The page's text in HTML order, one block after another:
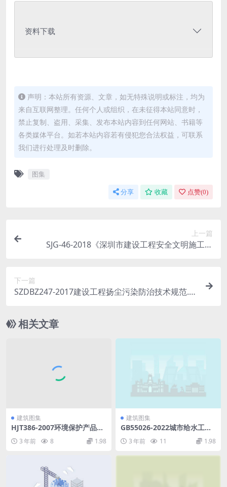
资料下载
声明：本站所有资源、文章，如无特殊说明或标注，均为
来自互联网整理。任何个人或组织，在未征得本站同意时，
禁止复制、盗用、采集、发布本站内容到任何网站、书籍等
各类媒体平台。如若本站内容若有侵犯您合法权益，可联系
我们进行处理及时删除。
图集
分享 收藏 点赞(0)
上一篇
SJG-46-2018《深圳市建设工程安全文明施工标
下一篇
SZDBZ247-2017建设工程扬尘污染防治技术规范.p
相关文章
建筑图集
HJT386-2007环境保护产品技
术要求工业废气吸附净化装.p
df 3 年前 8 1.98
建筑图集
GB55026-2022城市给水工程
3 年前 11 1.98